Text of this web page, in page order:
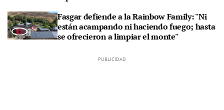
Fasgar defiende a la Rainbow Family: "Ni
están acampando ni haciendo fuego; hasta
se ofrecieron a limpiar el monte"